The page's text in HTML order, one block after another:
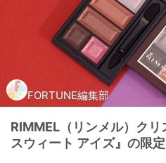
FORTUNE編集部
RIMMEL（リンメル）ク
スウィート アイズ』の限